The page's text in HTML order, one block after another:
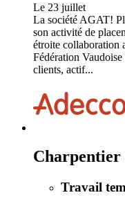
Le 23 juillet
La société AGAT!
son activité de
étroite collaboration
Fédération
clients, actif...
Charpentier
Travail